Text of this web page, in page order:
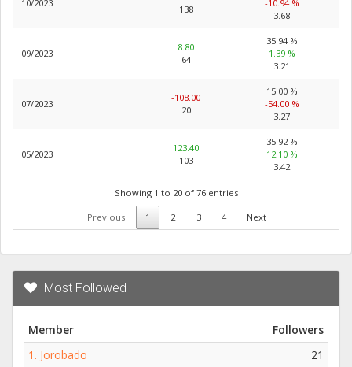
10/2023
138
-10.94 %
3.68
09/2023
8.80
64
35.94 %
1.39 %
3.21
07/2023
-108.00
20
15.00 %
-54.00 %
3.27
05/2023
123.40
103
35.92 %
12.10 %
3.42
Showing 1 to 20 of 76 entries
Previous 1 2 3 4 Next
Most Followed
Member
Followers
1. Jorobado
21